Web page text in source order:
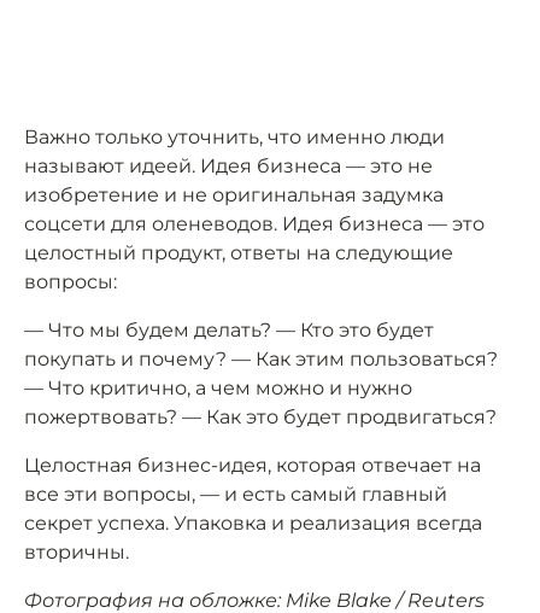
Важно только уточнить, что именно люди
называют идеей. Идея бизнеса — это не
изобретение и не оригинальная задумка
соцсети для оленеводов. Идея бизнеса — это
целостный продукт, ответы на следующие
вопросы:
— Что мы будем делать? — Кто это будет
покупать и почему? — Как этим пользоваться?
— Что критично, а чем можно и нужно
пожертвовать? — Как это будет продвигаться?
Целостная бизнес-идея, которая отвечает на
все эти вопросы, — и есть самый главный
секрет успеха. Упаковка и реализация всегда
вторичны.
Фотография на обложке: Mike Blake / Reuters